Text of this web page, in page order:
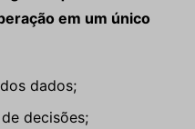
em um único
dados;
decisões;